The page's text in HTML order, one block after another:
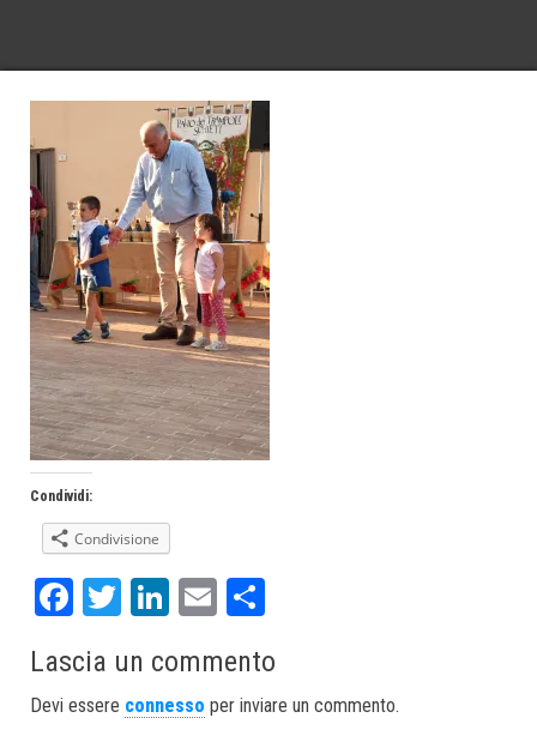
Condividi:
Condivisione
Fa
bo
ok
T
tt
er
Li
ed
In
E
ail re
Lascia un commento
Devi essere connesso per inviare un commento.